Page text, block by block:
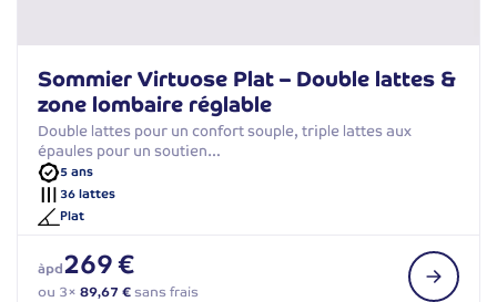
Sommier Virtuose Plat – Double lattes &
zone lombaire réglable
Double lattes pour un confort souple, triple lattes aux
épaules pour un soutien…
5 ans
36 lattes
Plat
àpd269 €
ou 3× 89,67 €sans frais